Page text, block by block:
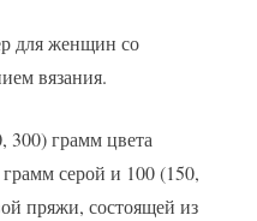
спицами
для женщин со
вязания.
300) грамм цвета
серой и 100 (150,
пряжи, состоящей из